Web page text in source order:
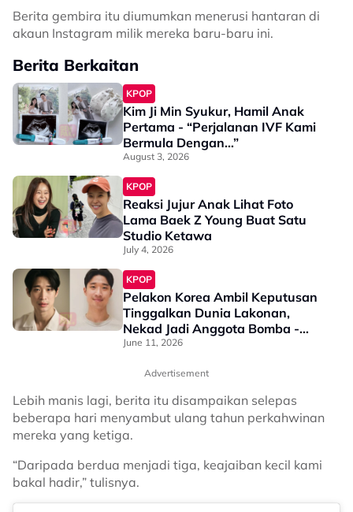
Berita gembira itu diumumkan menerusi hantaran di
akaun Instagram milik mereka baru-baru ini.
Berita Berkaitan
KPOP
Kim Ji Min Syukur, Hamil Anak
Pertama - “Perjalanan IVF Kami
Bermula Dengan…”
August 3, 2026
KPOP
Reaksi Jujur Anak Lihat Foto
Lama Baek Z Young Buat Satu
Studio Ketawa
July 4, 2026
KPOP
Pelakon Korea Ambil Keputusan
Tinggalkan Dunia Lakonan,
Nekad Jadi Anggota Bomba -
“Sebabnya Mudah, Saya Mahu…”
June 11, 2026
Advertisement
Lebih manis lagi, berita itu disampaikan selepas
beberapa hari menyambut ulang tahun perkahwinan
mereka yang ketiga.
“Daripada berdua menjadi tiga, keajaiban kecil kami
bakal hadir,” tulisnya.